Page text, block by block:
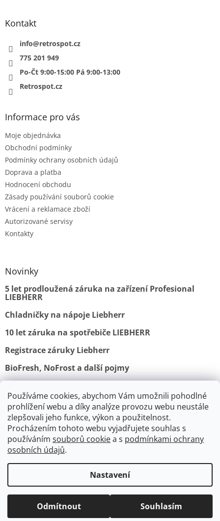
Používáme cookies, abychom Vám umožnili pohodlné
prohlížení webu a díky analýze provozu webu neustále
zlepšovali jeho funkce, výkon a použitelnost.
Procházením tohoto webu vyjadřujete souhlas s
používáním souborů cookiea s podmínkami ochrany
osobních údajů.
Nastavení
Odmítnout Souhlasím
V srpnu je výroba a expedice
spotřebičů Lofra a Smeg pozastavena.
výrobců. Expedice objednávek začínají
od 31.8.2026
Kontakt
info@retrospot.cz
775 201 949
Po-Čt 9:00-15:00 Pá 9:00-13:00
Retrospot.cz
Informace pro vás
Moje objednávka
Obchodní podmínky
Podmínky ochrany osobních údajů
Doprava a platba
Hodnocení obchodu
Zásady používání souborů cookie
Vrácení a reklamace zboží
Autorizované servisy
Kontakty
Novinky
5 let prodloužená záruka na zařízení Profesional
LIEBHERR
Chladničky na nápoje Liebherr
10 let záruka na spotřebiče LIEBHERR
Registrace záruky Liebherr
BioFresh, NoFrost a další pojmy
Obchodní podmínky Vrácení a reklamace
Ochrana osobních údajů Doprava a platba
Vytvořil Shoptet
Copyright 2026Retrospot.cz . Všechna práva vyhrazena.